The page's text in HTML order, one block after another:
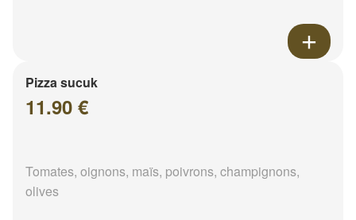
Pizza sucuk
11.90 €
Tomates, oignons, maïs, poivrons, champignons,
olives